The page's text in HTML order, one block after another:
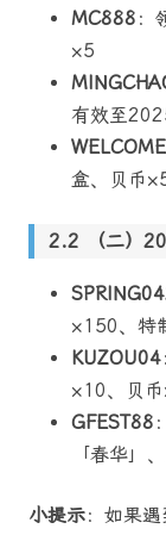
MC888 ：
×5
有效至
盒、贝币
（二）
×150、特
KUZOU04
×10、贝
GFEST88
「春华」
小提示：如果